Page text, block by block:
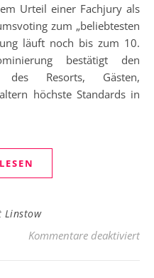
Urteil einer Fachjury als
zum „beliebtesten
läuft noch bis zum 10.
bestätigt den
des Resorts, Gästen,
höchste Standards in
Linstow
Kommentare deaktiviertfür